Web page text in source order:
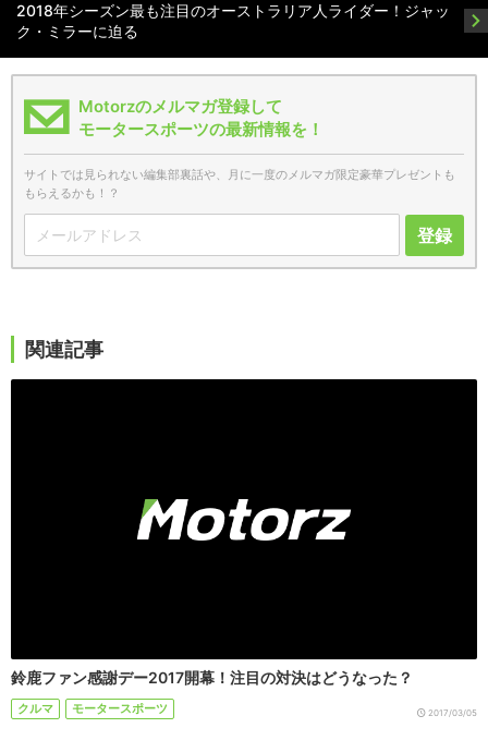
2018年シーズン最も注目のオーストラリア人ライダー！ジャッ
ク・ミラーに迫る
Motorzのメルマガ登録して
モータースポーツの最新情報を！
サイトでは見られない編集部裏話や、月に一度のメルマガ限定豪華プレゼントも
もらえるかも！？
登録
関連記事
鈴鹿ファン感謝デー2017開幕！注目の対決はどうなった？
クルマ モータースポーツ 2017/03/05